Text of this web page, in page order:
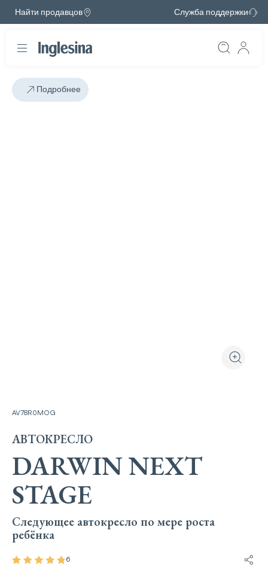
Найти продавцов Служба поддержки
Подробнее
Посмотреть
AV78R0MOG
АВТОКРЕСЛО
DARWIN NEXT
STAGE
Следующее автокресло по мере роста
ребёнка
6